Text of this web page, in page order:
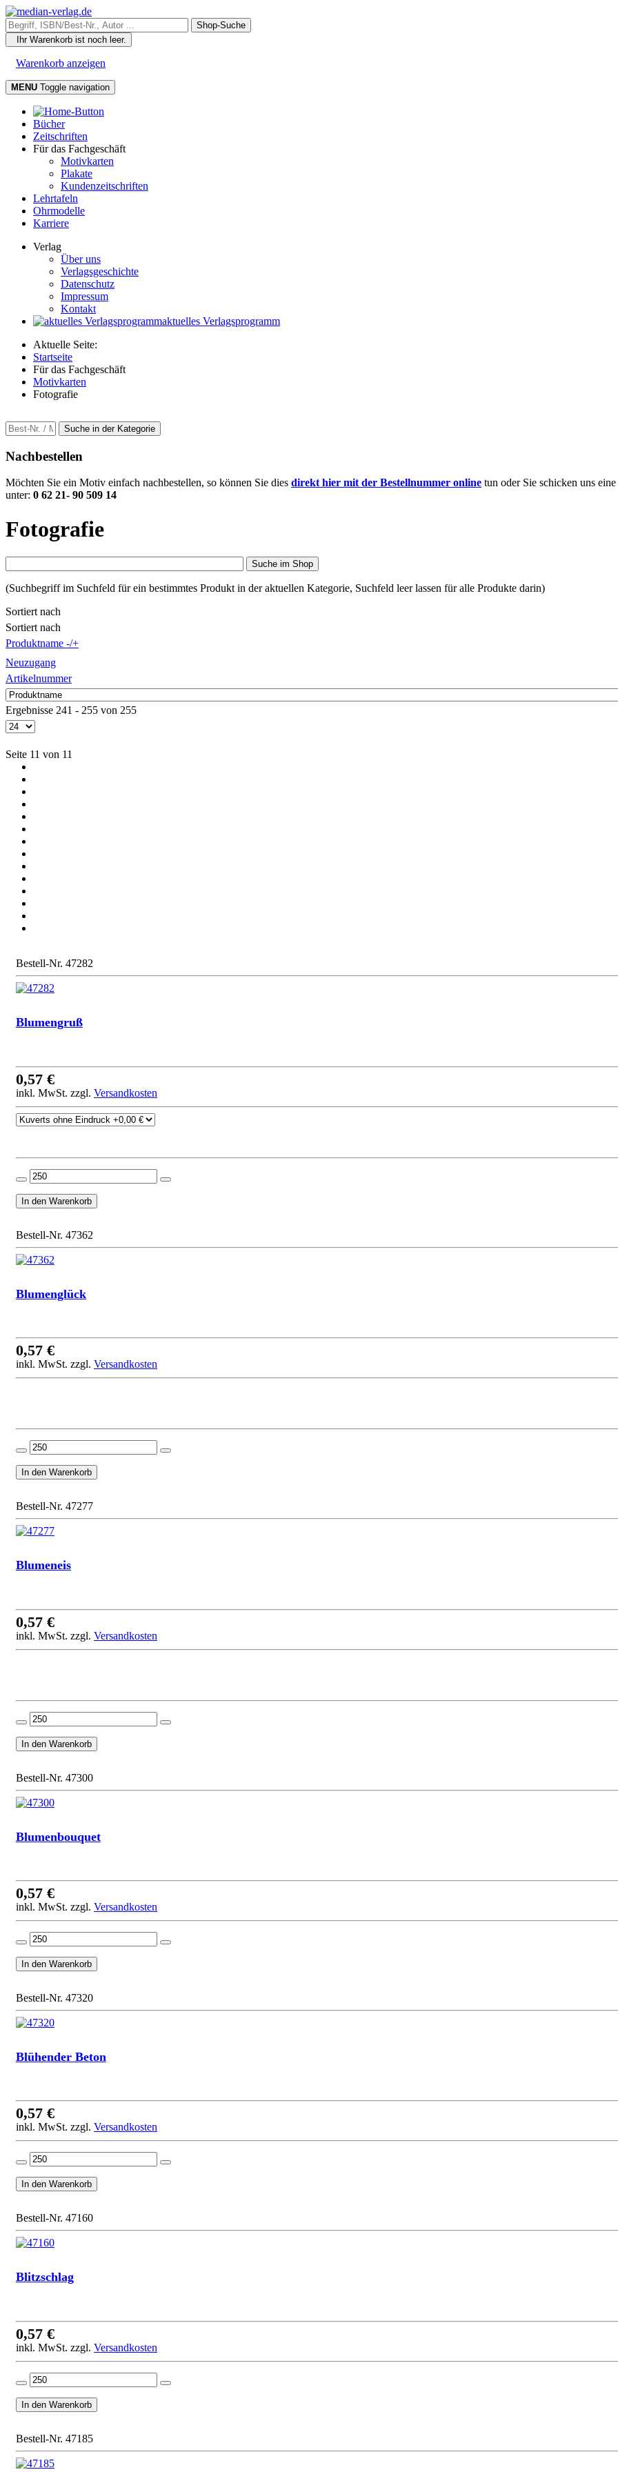
Ihr Warenkorb ist noch leer.
Warenkorb anzeigen
MENU Toggle navigation
Bücher
Zeitschriften
Für das Fachgeschäft
Motivkarten
Plakate
Kundenzeitschriften
Lehrtafeln
Ohrmodelle
Karriere
Verlag
Über uns
Verlagsgeschichte
Datenschutz
Impressum
Kontakt
aktuelles Verlagsprogramm
Aktuelle Seite:
Startseite
Für das Fachgeschäft
Motivkarten
Fotografie
Nachbestellen
Möchten Sie ein Motiv einfach nachbestellen, so können Sie dies direkt hier mit der Bestellnummer online tun oder Sie schicken uns
unter: 0 62 21- 90 509 14
Fotografie
Suche im Shop
(Suchbegriff im Suchfeld für ein bestimmtes Produkt in der aktuellen Kategorie, Suchfeld leer lassen für alle Produkte darin)
Sortiert nach
Sortiert nach
Produktname -/+
Neuzugang
Artikelnummer
Ergebnisse 241 - 255 von 255
Seite 11 von 11
Bestell-Nr. 47282
Blumengruß
0,57 €
inkl. MwSt. zzgl. Versandkosten
Bestell-Nr. 47362
Blumenglück
0,57 €
inkl. MwSt. zzgl. Versandkosten
Bestell-Nr. 47277
Blumeneis
0,57 €
inkl. MwSt. zzgl. Versandkosten
Bestell-Nr. 47300
Blumenbouquet
0,57 €
inkl. MwSt. zzgl. Versandkosten
Bestell-Nr. 47320
Blühender Beton
0,57 €
inkl. MwSt. zzgl. Versandkosten
Bestell-Nr. 47160
Blitzschlag
0,57 €
inkl. MwSt. zzgl. Versandkosten
Bestell-Nr. 47185